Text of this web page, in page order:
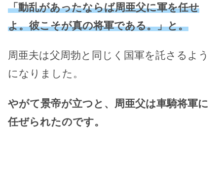
「動乱があったならば周亜父に軍を任せ
よ。彼こそが真の将軍である。」と。
周亜夫は父周勃と同じく国軍を託さるよう
になりました。
やがて景帝が立つと、周亜父は車騎将軍に
任ぜられたのです。